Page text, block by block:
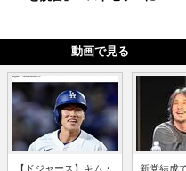
動画で見る
【ドジャース】キム・
新党結成